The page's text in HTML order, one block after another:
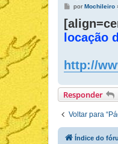
M
n
s
a
g
porMochileiro
locação
http://
Responder
Voltar para
Índice do